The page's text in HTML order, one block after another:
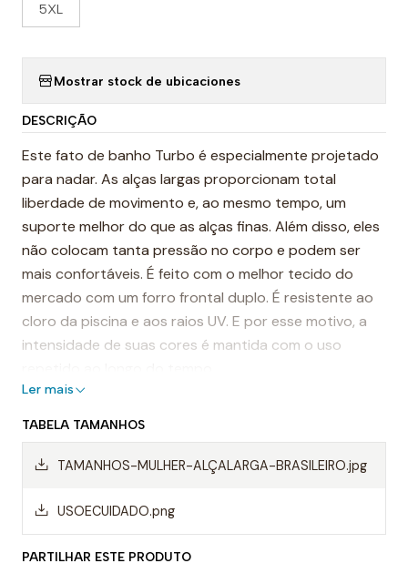
5XL
Mostrar stock de ubicaciones
DESCRIÇÃO
Este fato de banho Turbo é especialmente projetado
para nadar. As alças largas proporcionam total
liberdade de movimento e, ao mesmo tempo, um
suporte melhor do que as alças finas. Além disso, eles
não colocam tanta pressão no corpo e podem ser
mais confortáveis. É feito com o melhor tecido do
mercado com um forro frontal duplo. É resistente ao
cloro da piscina e aos raios UV. E por esse motivo, a
intensidade de suas cores é mantida com o uso
resistente do mundo.
Destaques:
- Costuras reforçadas
-Alças de ombro largas
Ler mais
TABELA TAMANHOS
TAMANHOS-MULHER-ALÇALARGA-BRASILEIRO.jpg
USOECUIDADO.png
PARTILHAR ESTE PRODUTO